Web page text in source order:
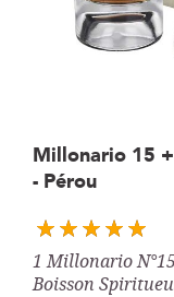
Skip
to
the
beginning
of
the
images
Millonario 15
- Pérou
1 Millonario
Boisson